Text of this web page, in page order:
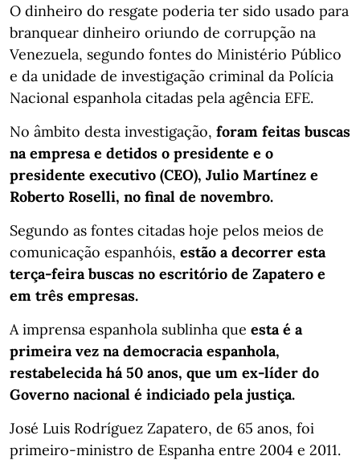
O dinheiro do resgate poderia ter sido usado para
branquear dinheiro oriundo de corrupção na
Venezuela, segundo fontes do Ministério Público
e da unidade de investigação criminal da Polícia
Nacional espanhola citadas pela agência EFE.
No âmbito desta investigação, foram feitas buscas
na empresa e detidos o presidente e o
presidente executivo (CEO), Julio Martínez e
Roberto Roselli, no final de novembro.
Segundo as fontes citadas hoje pelos meios de
comunicação espanhóis, estão a decorrer esta
terça-feira buscas no escritório de Zapatero e
em três empresas.
A imprensa espanhola sublinha que esta é a
primeira vez na democracia espanhola,
restabelecida há 50 anos, que um ex-líder do
Governo nacional é indiciado pela justiça.
José Luis Rodríguez Zapatero, de 65 anos, foi
primeiro-ministro de Espanha entre 2004 e 2011.